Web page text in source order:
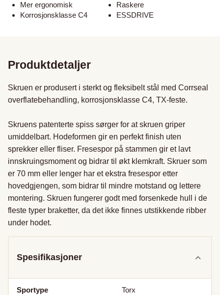
Mer ergonomisk
Korrosjonsklasse C4
Raskere
ESSDRIVE
Produktdetaljer
Skruen er produsert i sterkt og fleksibelt stål med Corrseal
overflatebehandling, korrosjonsklasse C4, TX-feste.
Skruens patenterte spiss sørger for at skruen griper
umiddelbart. Hodeformen gir en perfekt finish uten
sprekker eller fliser. Fresespor på stammen gir et lavt
innskruingsmoment og bidrar til økt klemkraft. Skruer som
er 70 mm eller lenger har et ekstra fresespor etter
hovedgjengen, som bidrar til mindre motstand og lettere
montering. Skruen fungerer godt med forsenkede hull i de
fleste typer braketter, da det ikke finnes utstikkende ribber
under hodet.
Spesifikasjoner
Sportype Torx